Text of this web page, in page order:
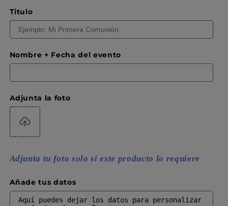
Titulo
Nombre + Fecha del evento
Adjunta la foto
Adjunta tu foto solo si este producto lo requiere
Añade tus datos